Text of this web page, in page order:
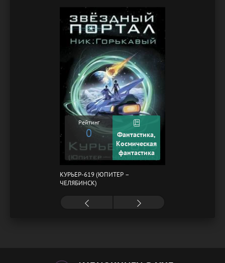
Рейтинг
0
Фантастика,
Космическая
фантастика
КУРЬЕР-619 (ЮПИТЕР –
ЧЕЛЯБИНСК)